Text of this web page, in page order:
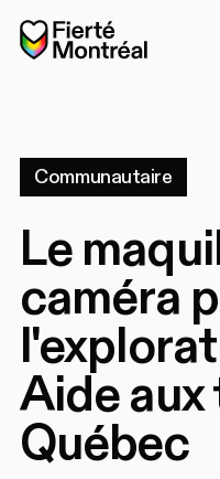
Aller à la navigation
Aller à la navigation
Aller au contenu
Accueil
Communautaire
Le
caméra
Aide aux
Québec